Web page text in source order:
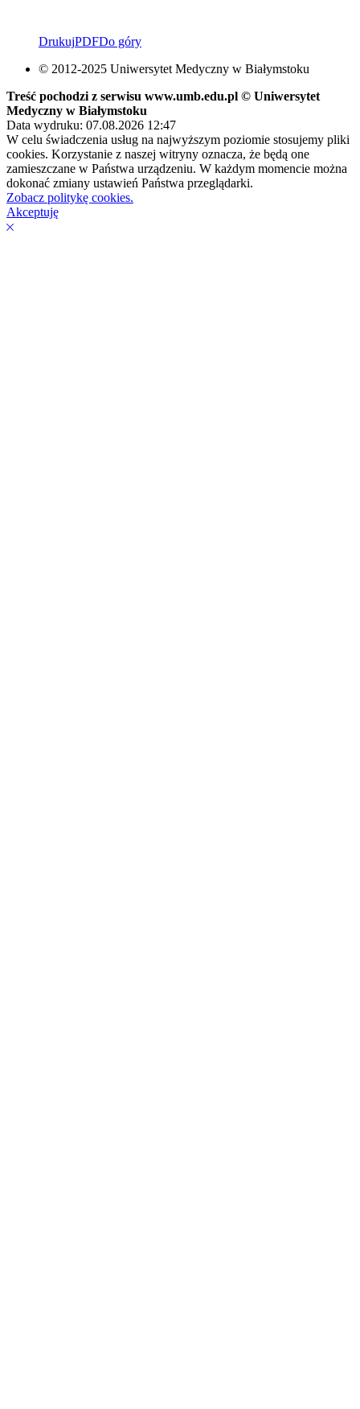
DrukujPDFDo góry
© 2012-2025 Uniwersytet Medyczny w Białymstoku
Treść pochodzi z serwisu www.umb.edu.pl © Uniwersytet
Medyczny w Białymstoku
Data wydruku: 07.08.2026 12:47
W celu świadczenia usług na najwyższym poziomie stosujemy pliki
cookies. Korzystanie z naszej witryny oznacza, że będą one
zamieszczane w Państwa urządzeniu. W każdym momencie można
dokonać zmiany ustawień Państwa przeglądarki.
Zobacz politykę cookies.
Akceptuję